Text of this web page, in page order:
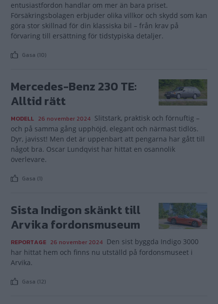
entusiastfordon handlar om mer än bara priset.
Försäkringsbolagen erbjuder olika villkor och skydd som kan
göra stor skillnad för din klassiska bil – från krav på
förvaring till ersättning för tidstypiska detaljer.
Gasa (10)
Mercedes-Benz 230 TE:
Alltid rätt
MODELL 26 november 2024 Slitstark, praktisk och förnuftig –
och på samma gång upphöjd, elegant och närmast tidlös.
Dyr, javisst! Men det är uppenbart att pengarna har gått till
något bra. Oscar Lundqvist har hittat en osannolik
överlevare.
Gasa (1)
Sista Indigon skänkt till
Arvika fordonsmuseum
REPORTAGE 26 november 2024 Den sist byggda Indigo 3000
har hittat hem och finns nu utställd på fordonsmuseet i
Arvika.
Gasa (12)